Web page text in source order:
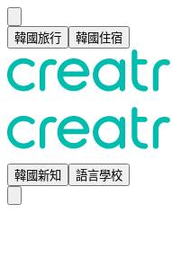
韓國旅行 韓國住宿
韓國新知 語言學校